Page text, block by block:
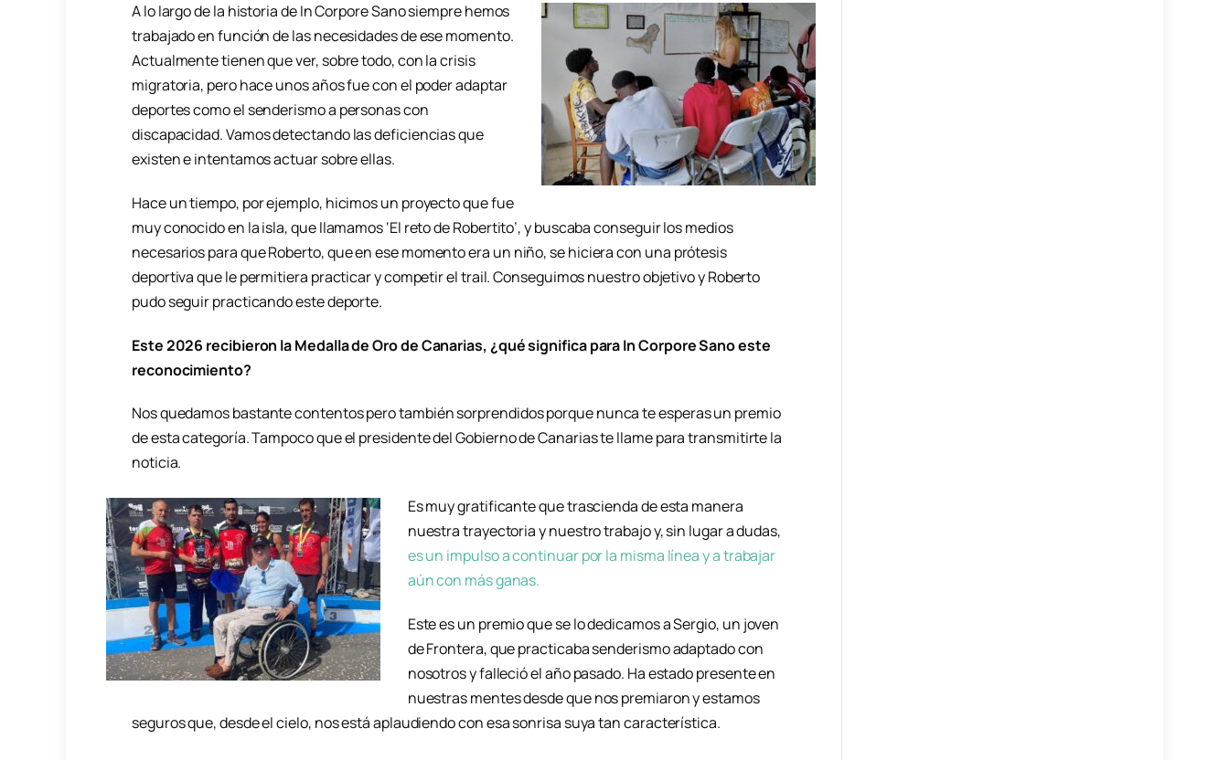
A lo largo de la historia de In Corpore Sano siempre hemos
trabajado en función de las necesidades de ese momento.
Actualmente tienen que ver, sobre todo, con la crisis
migratoria, pero hace unos años fue con el poder adaptar
deportes como el senderismo a personas con
discapacidad. Vamos detectando las deficiencias que
existen e intentamos actuar sobre ellas.
Hace un tiempo, por ejemplo, hicimos un proyecto que fue
muy conocido en la isla, que llamamos ‘El reto de Robertito’, y buscaba conseguir los medios
necesarios para que Roberto, que en ese momento era un niño, se hiciera con una prótesis
deportiva que le permitiera practicar y competir el trail. Conseguimos nuestro objetivo y Roberto
pudo seguir practicando este deporte.
Este 2026 recibieron la Medalla de Oro de Canarias, ¿qué significa para In Corpore Sano este
reconocimiento?
Nos quedamos bastante contentos pero también sorprendidos porque nunca te esperas un premio
de esta categoría. Tampoco que el presidente del Gobierno de Canarias te llame para transmitirte la
noticia.
Es muy gratificante que trascienda de esta manera
nuestra trayectoria y nuestro trabajo y, sin lugar a dudas,
es un impulso a continuar por la misma línea y a trabajar
aún con más ganas.
Este es un premio que se lo dedicamos a Sergio, un joven
de Frontera, que practicaba senderismo adaptado con
nosotros y falleció el año pasado. Ha estado presente en
nuestras mentes desde que nos premiaron y estamos
seguros que, desde el cielo, nos está aplaudiendo con esa sonrisa suya tan característica.